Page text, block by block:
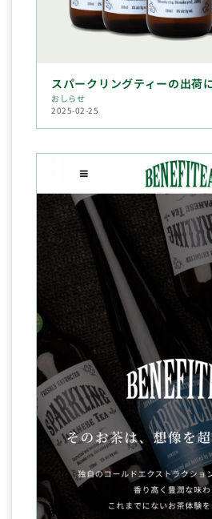
スパークリングティーの出荷
おしらせ
2025-02-25